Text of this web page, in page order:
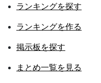
ランキングを探す
ランキングを作る
掲示板を探す
まとめ一覧を見る